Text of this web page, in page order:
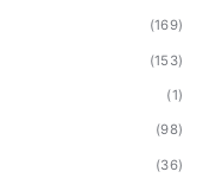
(169)
(153)
(1)
(98)
(36)